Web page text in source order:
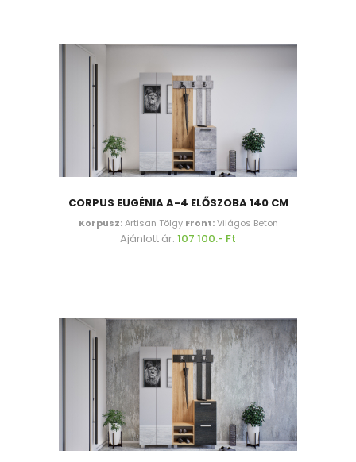
CORPUS EUGÉNIA A-4 ELŐSZOBA 140 CM
Korpusz:Artisan Tölgy Front:Világos Beton
Ajánlott ár: 107 100.- Ft